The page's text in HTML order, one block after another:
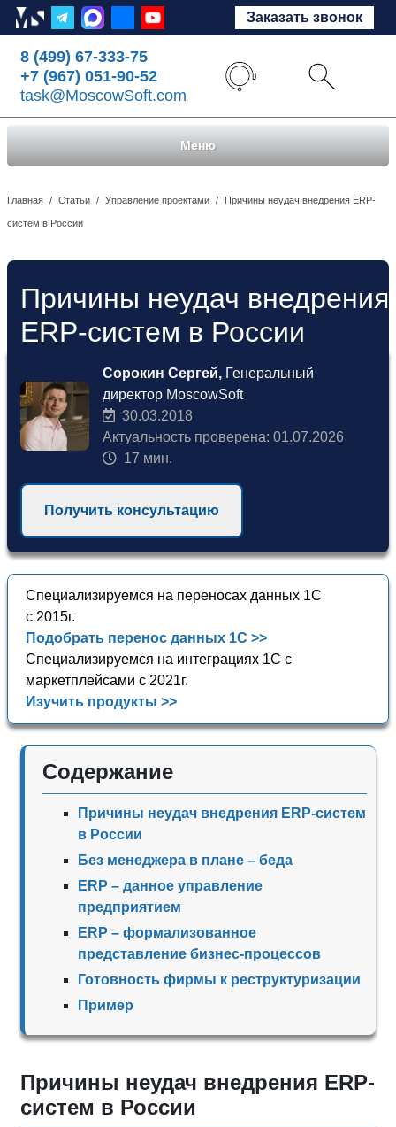
Заказать звонок
8 (499) 67-333-75
+7 (967) 051-90-52
task@MoscowSoft.com
Меню
Главная / Статьи / Управление проектами / Причины неудач внедрения ERP-
систем в России
Причины неудач внедрения
ERP-систем в России
Сорокин Сергей, Генеральный
директор MoscowSoft
30.03.2018
Актуальность проверена: 01.07.2026
17 мин.
Получить консультацию
Специализируемся на переносах данных 1С
с 2015г.
Подобрать перенос данных 1С >>
Специализируемся на интеграциях 1С с
маркетплейсами с 2021г.
Изучить продукты >>
Содержание
Причины неудач внедрения ERP-систем
в России
Без менеджера в плане – беда
ERP – данное управление
предприятием
ERP – формализованное
представление бизнес-процессов
Готовность фирмы к реструктуризации
Пример
Причины неудач внедрения ERP-
систем в России